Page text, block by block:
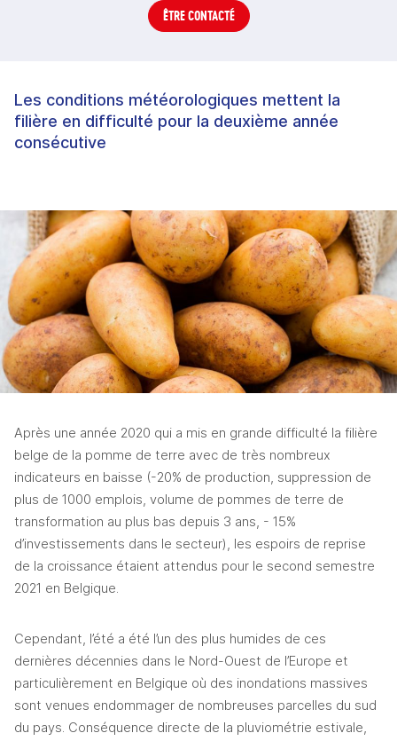
ÊTRE CONTACTÉ
Les conditions météorologiques mettent la
filière en difficulté pour la deuxième année
consécutive
Après une année 2020 qui a mis en grande difficulté la filière
belge de la pomme de terre avec de très nombreux
indicateurs en baisse (-20% de production, suppression de
plus de 1000 emplois, volume de pommes de terre de
transformation au plus bas depuis 3 ans, - 15%
d’investissements dans le secteur), les espoirs de reprise
de la croissance étaient attendus pour le second semestre
2021 en Belgique.
Cependant, l’été a été l’un des plus humides de ces
dernières décennies dans le Nord-Ouest de l’Europe et
particulièrement en Belgique où des inondations massives
sont venues endommager de nombreuses parcelles du sud
du pays. Conséquence directe de la pluviométrie estivale,